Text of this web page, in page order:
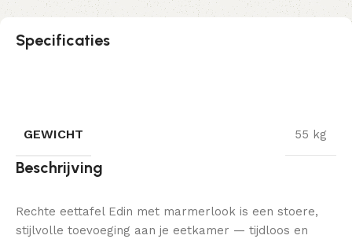
Specificaties
GEWICHT 55 kg
Beschrijving
Rechte eettafel Edin met marmerlook is een stoere,
stijlvolle toevoeging aan je eetkamer — tijdloos en